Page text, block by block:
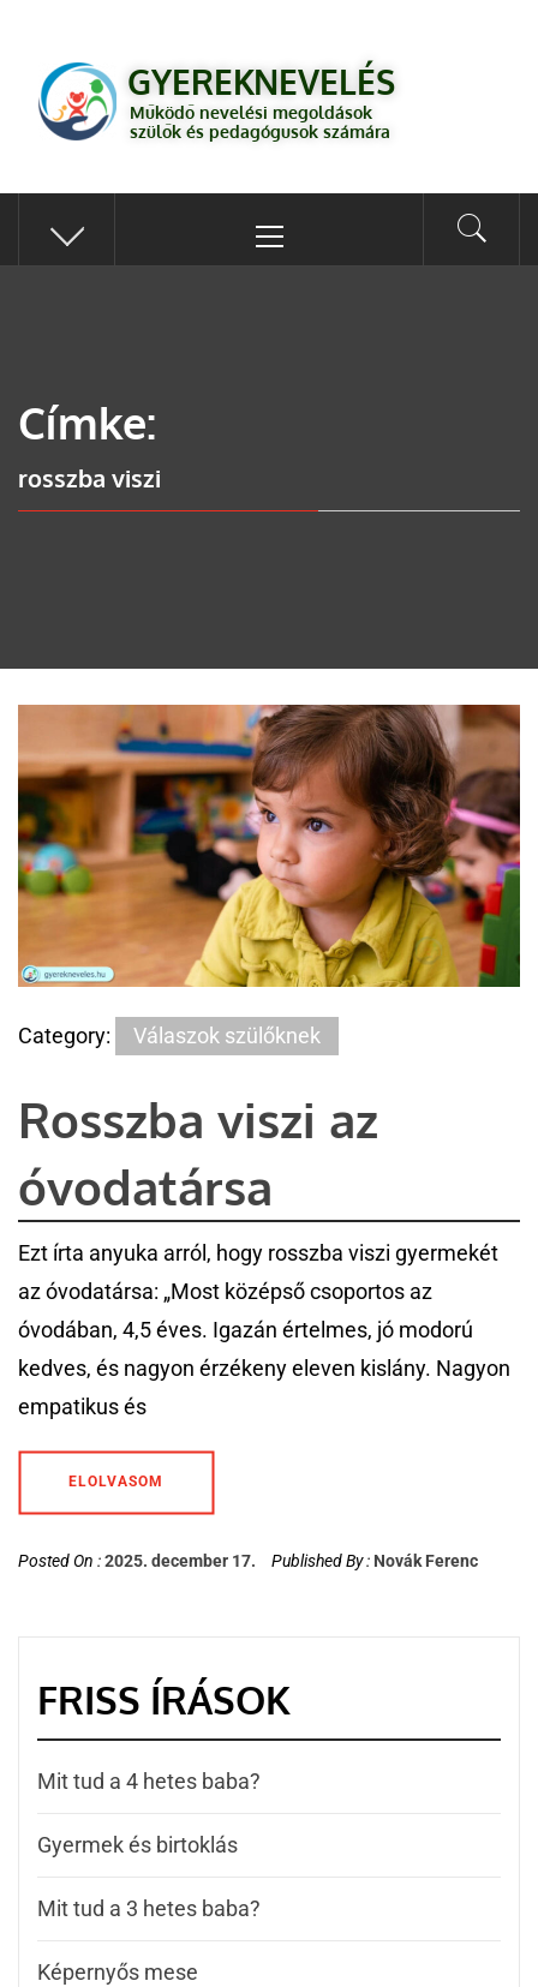
GYEREKNEVELÉS
számára
GYEREKNEVELÉS
Működő nevelési megoldások
szülők és pedagógusok számára
Címke:
rosszba viszi
Category: Válaszok szülőknek
Rosszba viszi az
óvodatársa
Ezt írta anyuka arról, hogy rosszba viszi gyermekét
az óvodatársa: „Most középső csoportos az
óvodában, 4,5 éves. Igazán értelmes, jó modorú
kedves, és nagyon érzékeny eleven kislány. Nagyon
empatikus és
ELOLVASOM
Posted On :2025. december 17. Published By : Novák Ferenc
FRISS ÍRÁSOK
Mit tud a 4 hetes baba?
Gyermek és birtoklás
Mit tud a 3 hetes baba?
Képernyős mese